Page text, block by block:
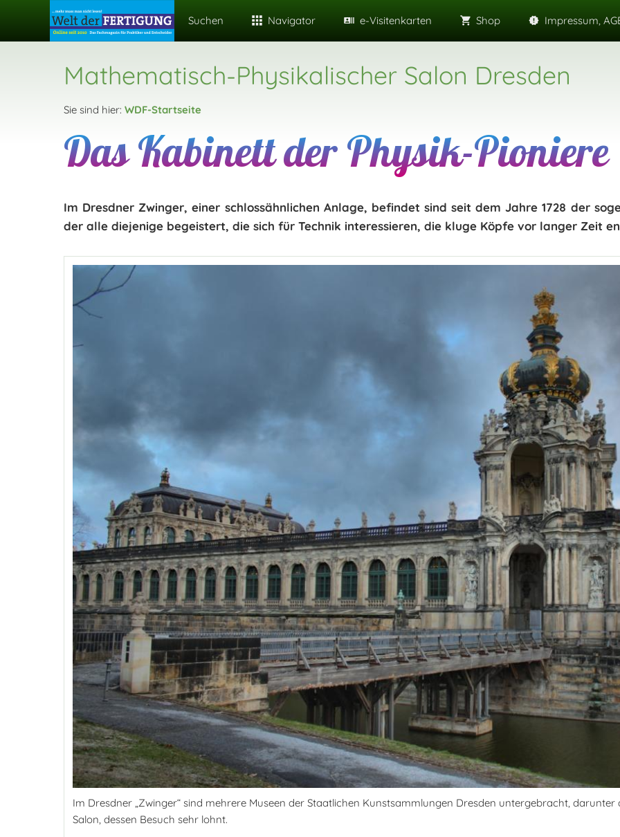
Suchen Navigator e-Visitenkarten Shop Impressum,
Mathematisch-Physikalischer Salon Dresden
Sie sind hier: WDF-Startseite
Das Kabinett der Physik-Pioniere
Im Dresdner Zwinger, einer schlossähnlichen Anlage, befindet sind seit dem Jahre 1728 der
der alle diejenige begeistert, die sich für Technik interessieren, die kluge Köpfe vor langer Zeit
Im Dresdner „Zwinger“ sind mehrere Museen der Staatlichen Kunstsammlungen Dresden untergebracht,
Salon, dessen Besuch sehr lohnt.